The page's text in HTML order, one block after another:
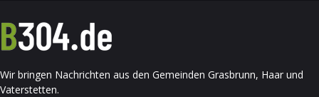
Wir bringen Nachrichten aus den Gemeinden Grasbrunn, Haar und
Vaterstetten.